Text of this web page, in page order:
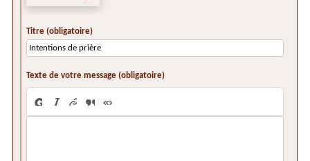
Titre (obligatoire)
Texte de votre message (obligatoire)